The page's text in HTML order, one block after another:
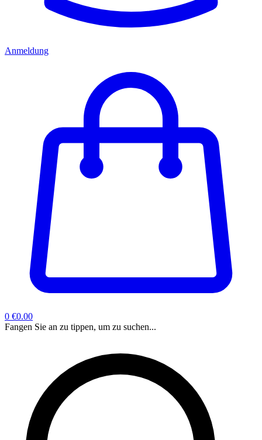
Anmeldung
0 €0.00
Fangen Sie an zu tippen, um zu suchen...